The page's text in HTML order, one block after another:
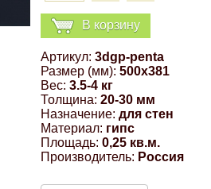
В корзину
Артикул: 3dgp-penta
Размер (мм): 500x381
Вес: 3.5-4 кг
Толщина: 20-30 мм
Назначение: для стен
Материал: гипс
Площадь: 0,25 кв.м.
Производитель: Россия
Poliext
акриловые
холодильник